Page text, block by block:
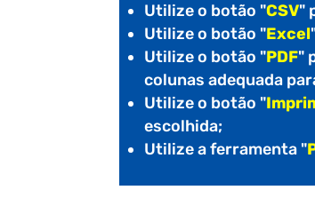
Utilize o botão "CSV"
Utilize o botão "Excel
Utilize o botão "PDF"
colunas adequada
Utilize o botão "
escolhida;
Utilize a ferramenta "